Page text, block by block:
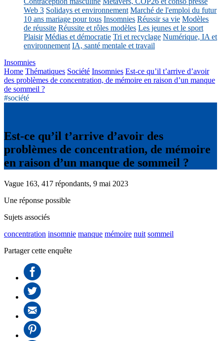
Web 3 Solidays et environnement Marché de l'emploi du futur
10 ans mariage pour tous Insomnies Réussir sa vie Modèles
de réussite Réussite et rôles modèles Les jeunes et le sport
Plaisir Médias et démocratie Tri et recyclage Numérique, IA et
environnement IA, santé mentale et travail
Insomnies
Home Thématiques Société Insomnies Est-ce qu’il t’arrive d’avoir
des problèmes de concentration, de mémoire en raison d’un manque
de sommeil ?
#société
Est-ce qu’il t’arrive d’avoir des
problèmes de concentration, de mémoire
en raison d’un manque de sommeil ?
Vague 163, 417 répondants, 9 mai 2023
Une réponse possible
Sujets associés
concentration insomnie manque mémoire nuit sommeil
Partager cette enquête